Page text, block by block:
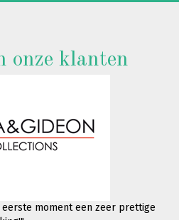
onze klanten
eerste moment een zeer prettige